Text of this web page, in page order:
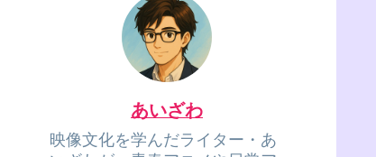
あいざわ
映像文化を学んだライター・あ